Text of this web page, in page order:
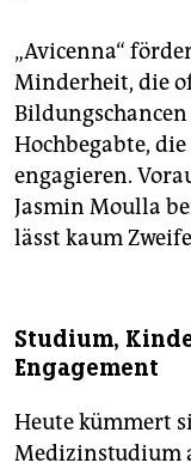
„Avicenna“
Minderheit, die
Hochbegabte,
engagieren.
Jasmin Moulla
lässt kaum
Studium,
Engagement
Heute kümmert
Medizinstudium